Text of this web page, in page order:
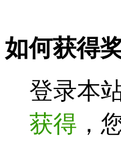
如何获得
登录本
获得 ，